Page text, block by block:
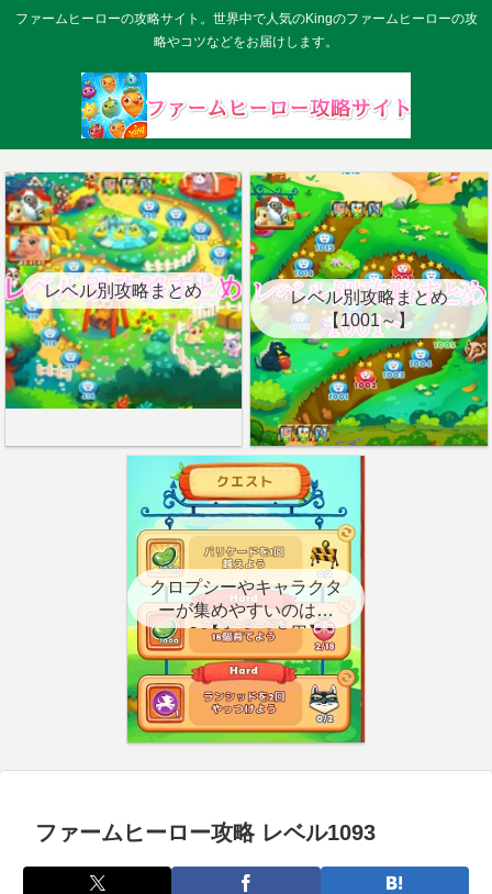
ファームヒーローの攻略サイト。世界中で人気のKingのファームヒーローの攻
略やコツなどをお届けします。
レベル別攻略まとめ
レベル別攻略まとめ
【1001～】
クロプシーやキャラクタ
ーが集めやすいのはど
こ？【クエスト用】
ファームヒーロー攻略 レベル1093